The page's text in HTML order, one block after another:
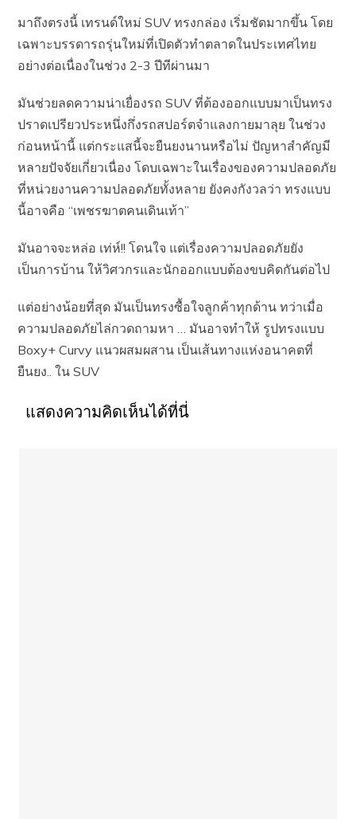
มาถึงตรงนี้ เทรนด์ใหม่ SUV ทรงกล่อง เริ่มชัดมากขึ้น โดย
เฉพาะบรรดารถรุ่นใหม่ที่เปิดตัวทำตลาดในประเทศไทย
อย่างต่อเนื่องในช่วง 2-3 ปีทีผ่านมา
มันช่วยลดความน่าเยื่องรถ SUV ที่ต้องออกแบบมาเป็นทรง
ปราดเปรียวประหนึ่งกึ่งรถสปอร์ตจำแลงกายมาลุย ในช่วง
ก่อนหน้านี้ แต่กระแสนี้จะยืนยงนานหรือไม่ ปัญหาสำคัญมี
หลายปัจจัยเกี่ยวเนื่อง โดบเฉพาะในเรื่องของความปลอดภัย
ที่หน่วยงานความปลอดภัยทั้งหลาย ยังคงกังวลว่า ทรงแบบ
นี้อาจคือ “เพชรฆาตคนเดินเท้า”
มันอาจจะหล่อ เท่ห์!! โดนใจ แต่เรื่องความปลอดภัยยัง
เป็นการบ้าน ให้วิศวกรและนักออกแบบต้องขบคิดกันต่อไป
แต่อย่างน้อยที่สุด มันเป็นทรงซื้อใจลูกค้าทุกด้าน ทว่าเมื่อ
ความปลอดภัยไล่กวดถามหา … มันอาจทำให้ รูปทรงแบบ
Boxy+ Curvy แนวผสมผสาน เป็นเส้นทางแห่งอนาคตที่
ยืนยง.. ใน SUV
แสดงความคิดเห็นได้ที่นี่